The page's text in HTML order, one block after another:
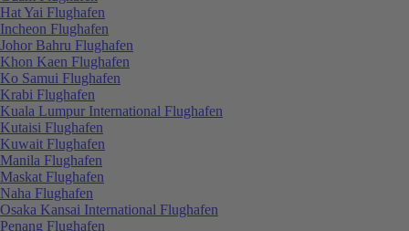
Hat Yai Flughafen
Incheon Flughafen
Johor Bahru Flughafen
Khon Kaen Flughafen
Ko Samui Flughafen
Krabi Flughafen
Kuala Lumpur International Flughafen
Kutaisi Flughafen
Kuwait Flughafen
Manila Flughafen
Maskat Flughafen
Naha Flughafen
Osaka Kansai International Flughafen
Penang Flughafen